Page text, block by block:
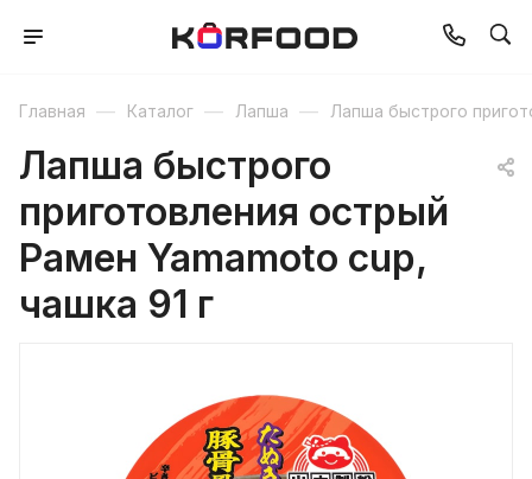
Главная — Каталог — Лапша — Лапша быстрого
Лапша быстрого
приготовления острый
Рамен Yamamoto cup,
чашка 91 г